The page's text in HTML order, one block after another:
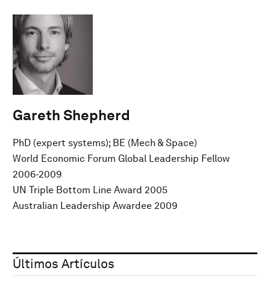
Gareth Shepherd
PhD (expert systems); BE (Mech & Space)
World Economic Forum Global Leadership Fellow
2006-2009
UN Triple Bottom Line Award 2005
Australian Leadership Awardee 2009
Últimos Artículos